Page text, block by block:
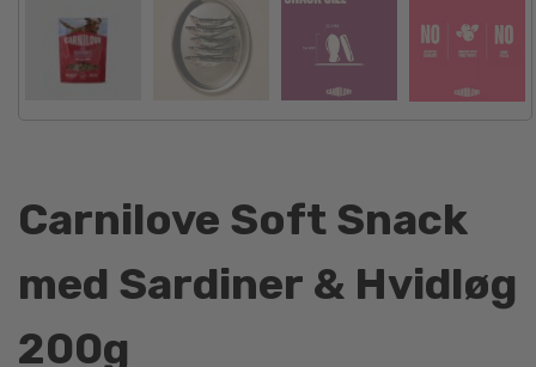
Carnilove Soft Snack
med Sardiner & Hvidløg
200g